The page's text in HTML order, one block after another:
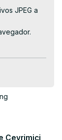
JPEG a
Çevrimiçi